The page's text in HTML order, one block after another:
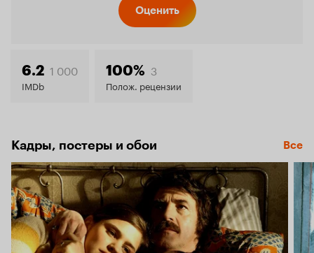
6.7
Оценить
6.2 1 000
IMDb
100% 3
Полож. рецензии
Кадры, постеры и обои Все